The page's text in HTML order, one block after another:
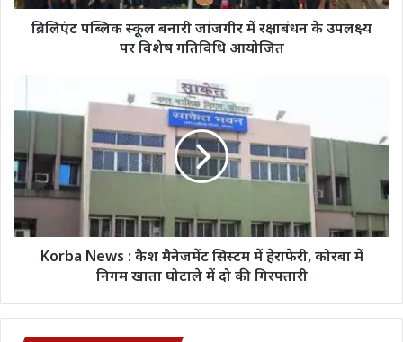
उपलक्ष्य
ब्रिलिएंट पब्लिक स्कूल बनारी जांजगीर में रक्षाबंधन के उपलक्ष्य
पर विशेष गतिविधि आयोजित
मैनेजमेंट
सिस्टम
में
हेराफेरी,
कोरबा
Korba News : कैश मैनेजमेंट सिस्टम में हेराफेरी, कोरबा में
निगम खाता घोटाले में दो की गिरफ्तारी